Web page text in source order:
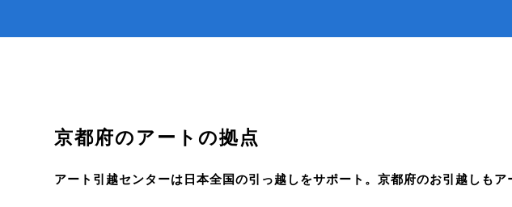
京都府のアートの拠点
アート引越センターは日本全国の引っ越しをサポート。京都府のお引越しもア